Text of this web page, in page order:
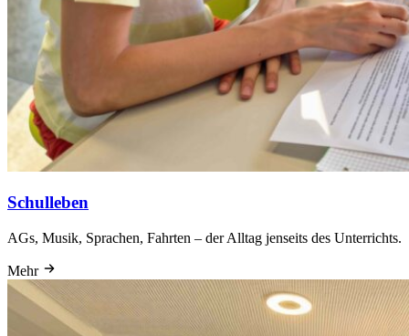
Schulleben
AGs, Musik, Sprachen, Fahrten – der Alltag jenseits des Unterrichts.
Mehr